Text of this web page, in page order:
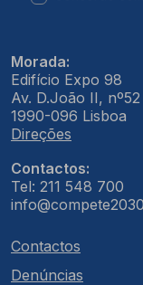
Morada:
Edifício Expo 98
Av. D.João II,
1990-096 Lisboa
Direções
Contactos:
Tel: 211 548 700
Contactos
Denúncias